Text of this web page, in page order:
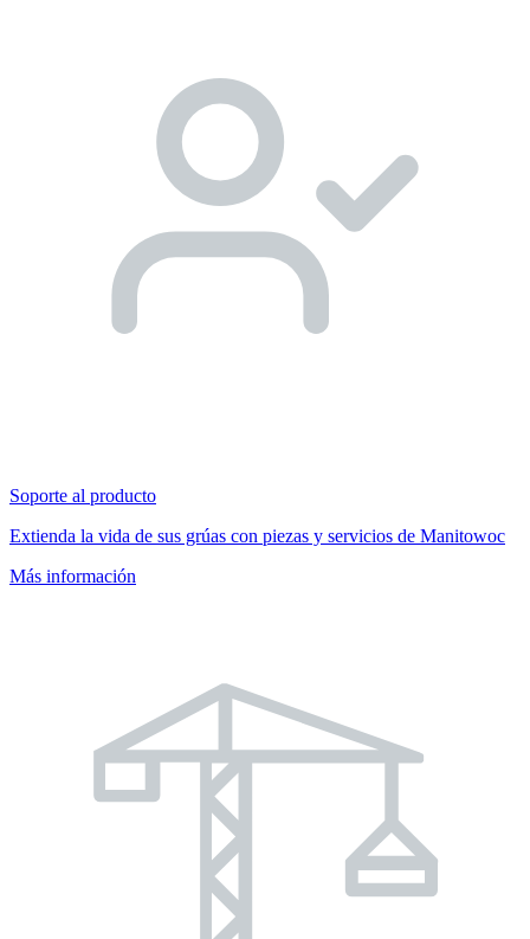
Soporte al producto
Extienda la vida de sus grúas con piezas y servicios de Manitowoc
Más información